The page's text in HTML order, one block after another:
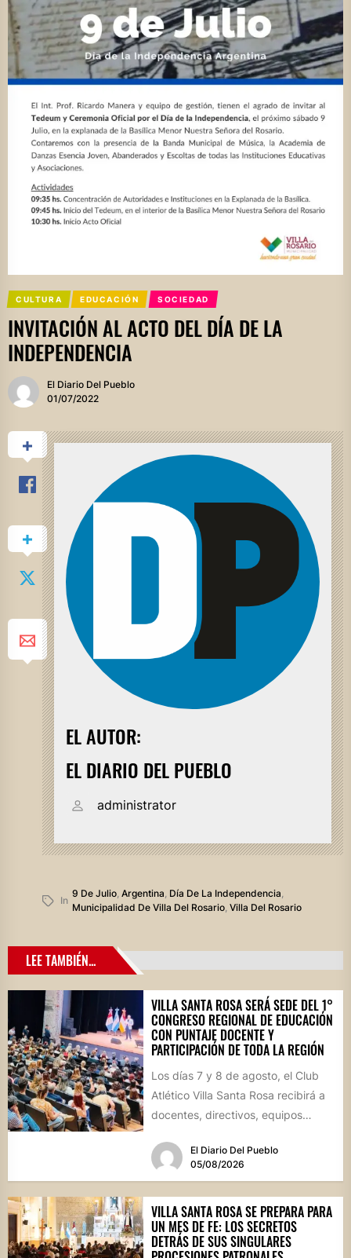
CULTURA EDUCACIÓN SOCIEDAD
INVITACIÓN AL ACTO DEL DÍA DE LA
INDEPENDENCIA
El Diario Del Pueblo
01/07/2022
EL AUTOR:
EL DIARIO DEL PUEBLO
administrator
In
9 De Julio, Argentina, Día De La Independencia,
Municipalidad De Villa Del Rosario, Villa Del Rosario
LEE TAMBIÉN...
VILLA SANTA ROSA SERÁ SEDE DEL 1°
CONGRESO REGIONAL DE EDUCACIÓN
CON PUNTAJE DOCENTE Y
PARTICIPACIÓN DE TODA LA REGIÓN
Los días 7 y 8 de agosto, el Club
Atlético Villa Santa Rosa recibirá a
docentes, directivos, equipos
El Diario Del Pueblo
05/08/2026
VILLA SANTA ROSA SE PREPARA PARA
UN MES DE FE: LOS SECRETOS
DETRÁS DE SUS SINGULARES